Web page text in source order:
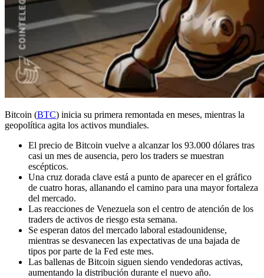
Bitcoin (BTC) inicia su primera remontada en meses, mientras la
geopolítica agita los activos mundiales.
El precio de Bitcoin vuelve a alcanzar los 93.000 dólares tras
casi un mes de ausencia, pero los traders se muestran
escépticos.
Una cruz dorada clave está a punto de aparecer en el gráfico
de cuatro horas, allanando el camino para una mayor fortaleza
del mercado.
Las reacciones de Venezuela son el centro de atención de los
traders de activos de riesgo esta semana.
Se esperan datos del mercado laboral estadounidense,
mientras se desvanecen las expectativas de una bajada de
tipos por parte de la Fed este mes.
Las ballenas de Bitcoin siguen siendo vendedoras activas,
aumentando la distribución durante el nuevo año.